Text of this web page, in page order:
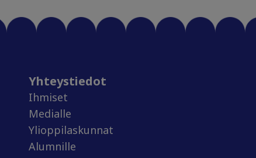
Yhteystiedot
Ihmiset
Medialle
Ylioppilaskunnat
Alumnille